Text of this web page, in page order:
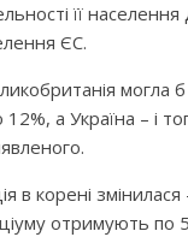
її населення
ЄС.
могла
а Україна – і
в корені
отримують по